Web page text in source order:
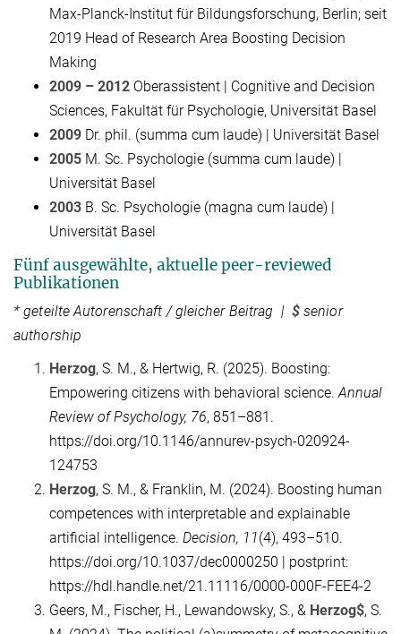
Max-Planck-Institut für Bildungsforschung, Berlin; seit
2019 Head of Research Area Boosting Decision
Making
2009 – 2012 Oberassistent | Cognitive and Decision
Sciences, Fakultät für Psychologie, Universität Basel
2009 Dr. phil. (summa cum laude) | Universität Basel
2005 M. Sc. Psychologie (summa cum laude) |
Universität Basel
2003 B. Sc. Psychologie (magna cum laude) |
Universität Basel
Fünf ausgewählte, aktuelle peer-reviewed
Publikationen
* geteilte Autorenschaft / gleicher Beitrag | $senior
authorship
Herzog, S. M., & Hertwig, R. (2025). Boosting:
Empowering citizens with behavioral science. Annual
Review of Psychology, 76, 851–881.
https://doi.org/10.1146/annurev-psych-020924-
124753
Herzog, S. M., & Franklin, M. (2024). Boosting human
competences with interpretable and explainable
artificial intelligence. Decision, 11(4), 493–510.
https://doi.org/10.1037/dec0000250 | postprint:
https://hdl.handle.net/21.11116/0000-000F-FEE4-2
Geers, M., Fischer, H., Lewandowsky, S., & Herzog$, S.